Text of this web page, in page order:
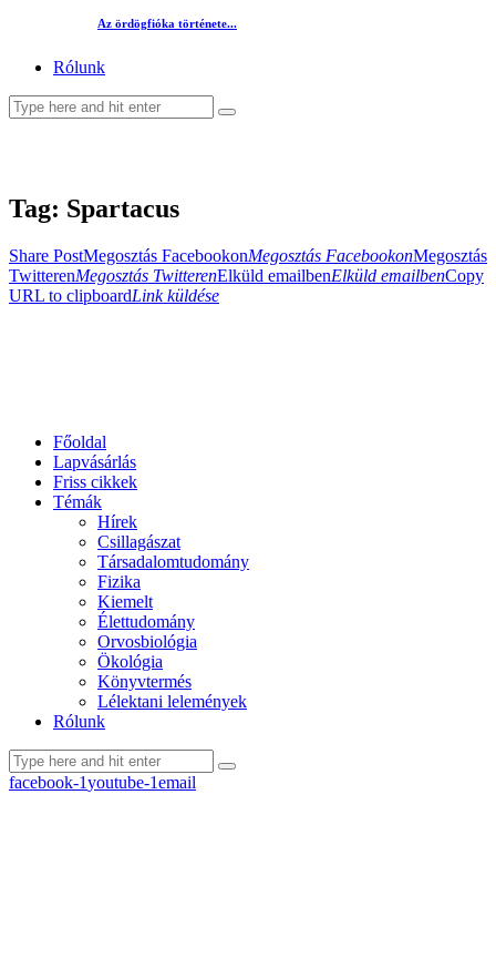
Az ördögfióka története...
Rólunk
Tag: Spartacus
Share PostMegosztás FacebookonMegosztás FacebookonMegosztás
TwitterenMegosztás TwitterenElküld emailbenElküld emailbenCopy
URL to clipboardLink küldése
Főoldal
Lapvásárlás
Friss cikkek
Témák
Hírek
Csillagászat
Társadalomtudomány
Fizika
Kiemelt
Élettudomány
Orvosbiológia
Ökológia
Könyvtermés
Lélektani lelemények
Rólunk
facebook-1youtube-1email